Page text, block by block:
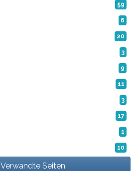
59
6
20
3
9
11
3
17
1
10
Verwandte Seiten